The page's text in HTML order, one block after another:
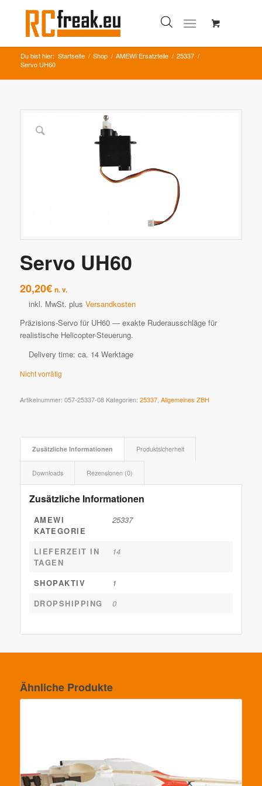
Du bist hier: Startseite / Shop / AMEWI Ersatzteile / 25337 /
Servo UH60
Servo UH60
20,20€ n. v.
inkl. MwSt. plus Versandkosten
Präzisions-Servo für UH60 — exakte Ruderausschläge für
realistische Helicopter-Steuerung.
Delivery time: ca. 14 Werktage
Nicht vorrätig
Artikelnummer: 057-25337-08 Kategorien: 25337, Allgemeines ZBH
Zusätzliche Informationen Produktsicherheit
Downloads Rezensionen (0)
Zusätzliche Informationen
AMEWI
KATEGORIE
25337
LIEFERZEIT IN
TAGEN
14
SHOPAKTIV
1
DROPSHIPPING
0
Ähnliche Produkte